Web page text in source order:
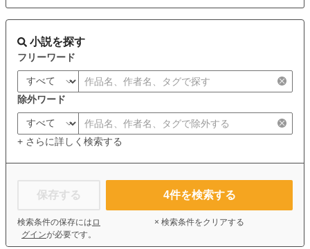
小説を探す
フリーワード
除外ワード
+ さらに詳しく検索する
保存する
検索条件の保存には ロ
グインが必要です。
4件を検索する
× 検索条件をクリアする